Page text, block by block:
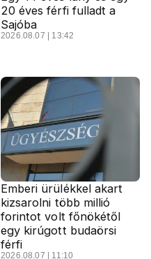
20 éves férfi fulladt a
Sajóba
2026.08.07 | 13:42
Emberi ürülékkel akart
kizsarolni több millió
forintot volt főnökétől
egy kirúgott budaörsi
férfi
2026.08.07 | 11:10